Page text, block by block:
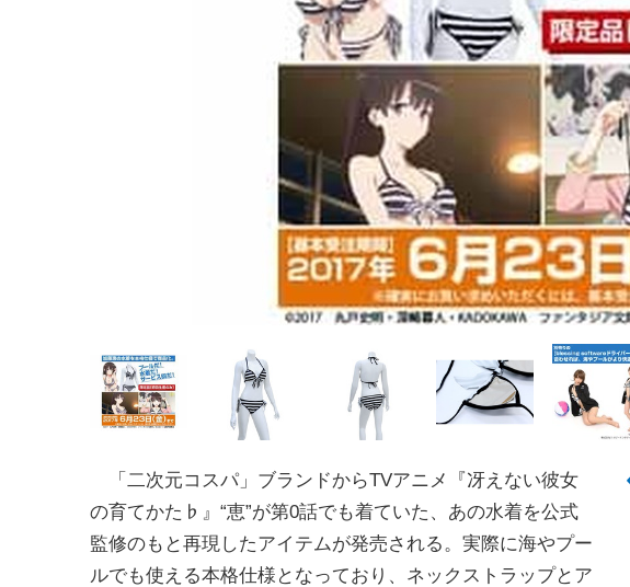
「二次元コスパ」ブランドからTVアニメ『冴え ない彼女
の育てかた♭』“恵”が第0話でも着ていた、あの水着を公式
監修のもと再現したアイテムが発売される。実際に海やプー
ルでも使える本格仕様となっており、ネックストラップとア